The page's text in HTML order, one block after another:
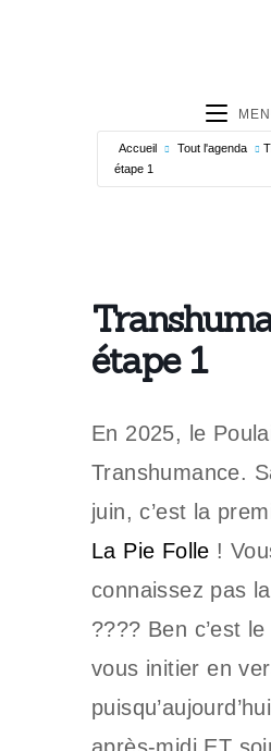
Accueil Tout l'agenda
étape 1
étape 1
En 2025, le
Transhumance.
juin, c’est la
La Pie Folle !
connaissez pas
???? Ben c’est
vous initier en